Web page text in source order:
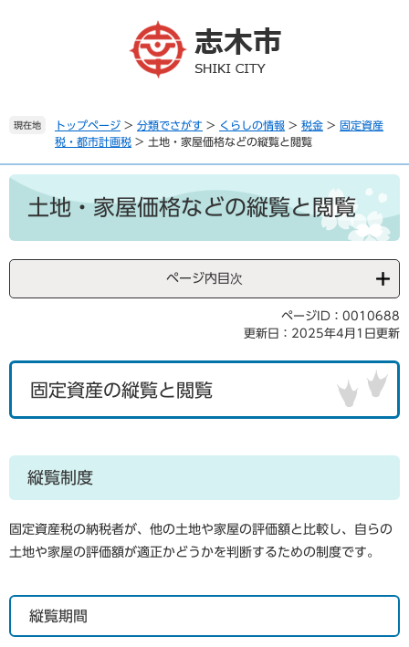
。
て
本
現在地 トップページ > 分類でさがす > くらしの情報 > 税金 > 固定資産
税・都市計画税 > 土地・家屋価格などの縦覧と閲覧
本
土地・家屋価格などの縦覧と閲覧
ページ内目次
ページID：0010688
更新日：2025年4月1日更新
固定資産の縦覧と閲覧
縦覧制度
固定資産税の納税者が、他の土地や家屋の評価額と比較し、自らの
土地や家屋の評価額が適正かどうかを判断するための制度です。
縦覧期間